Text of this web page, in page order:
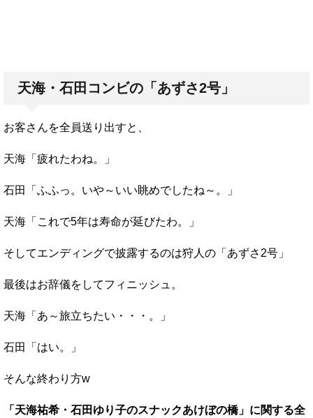
天海・石田コンビの「あずさ2号」
お客さんを全員送り出すと、
天海「疲れたわね。」
石田「ふふっ。いや～いい眺めでしたね～。」
天海「これで5年は寿命が延びたわ。」
そしてエンディングで披露するのは狩人の「あずさ2号」
最後はお辞儀をしてフィニッシュ。
天海「あ～旅立ちたい・・・。」
石田「はい。」
そんな終わり方w
「天海祐希・石田ゆり子のスナックあけぼの橋」に関する全